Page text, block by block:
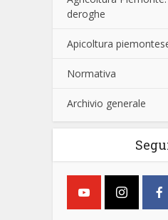
deroghe
Apicoltura
Normativa
Archivio generale